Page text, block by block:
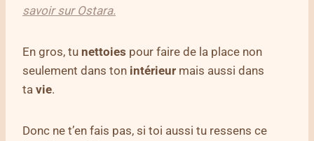
savoir sur Ostara.
En gros, tu nettoies pour faire de la place non
seulement dans ton intérieur mais aussi dans
ta vie.
Donc ne t’en fais pas, si toi aussi tu ressens ce